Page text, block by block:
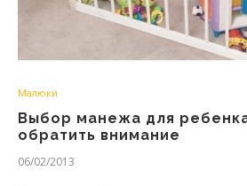
Малюки
Выбор манежа для
обратить внимание
06/02/2013